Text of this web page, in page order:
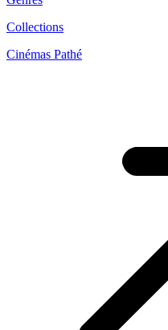
Collections
Cinémas Pathé